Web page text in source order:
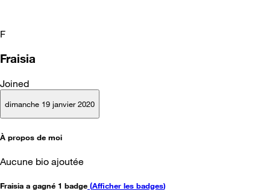
F
Fraisia
Joined
dimanche 19 janvier 2020
À propos de moi
Aucune bio ajoutée
Fraisia a gagné 1 badge (Afficher les badges)